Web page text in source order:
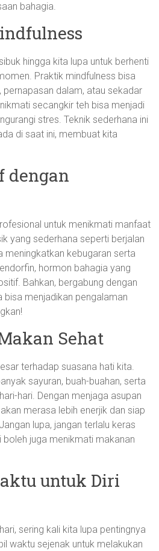
bahagia.
hingga kita lupa untuk berhenti
Praktik mindfulness bisa
pernapasan dalam, atau sekadar
secangkir teh bisa menjadi
stres. Teknik sederhana ini
di saat ini, membuat kita
dengan
untuk menikmati manfaat
yang sederhana seperti berjalan
meningkatkan kebugaran serta
hormon bahagia yang
Bahkan, bergabung dengan
bisa menjadikan pengalaman
Sehat
terhadap suasana hati kita.
sayuran, buah-buahan, serta
hari. Dengan menjaga asupan
merasa lebih enerjik dan siap
lupa, jangan terlalu keras
boleh juga menikmati makanan
untuk Diri
sering kali kita lupa pentingnya
waktu sejenak untuk melakukan